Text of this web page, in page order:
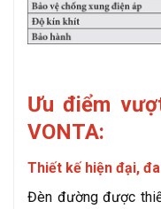
Ưu điểm
VONTA:
Thiết kế hiện đại,
Đèn đường được